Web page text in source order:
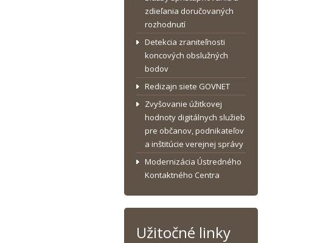
zdieľania doručovaných
rozhodnutí
Detekcia zraniteľnosti
koncových obslužných
bodov
Redizajn siete GOVNET
Zvyšovanie úžitkovej
hodnoty digitálnych služieb
pre občanov, podnikateľov
a inštitúcie verejnej správy
Modernizácia Ústredného
Kontaktného Centra
Užitočné linky